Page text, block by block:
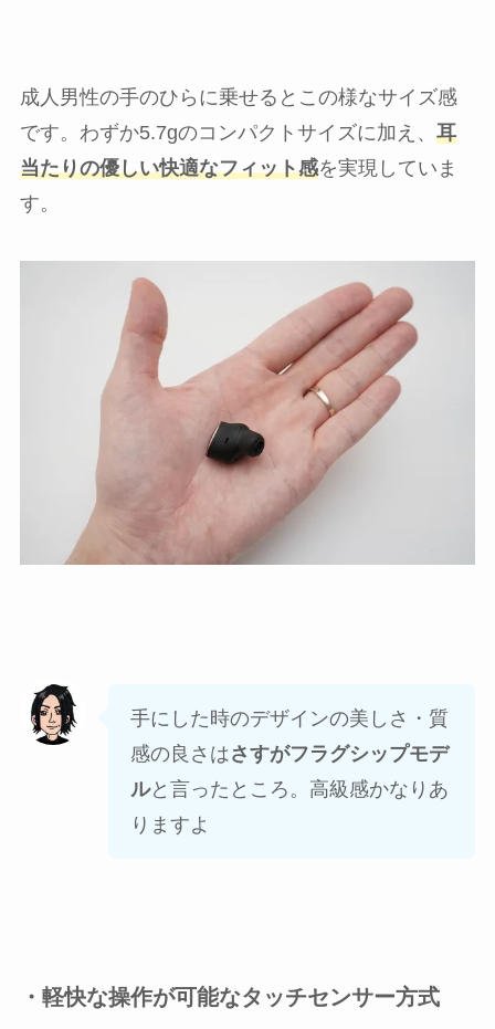
成人男性の手のひらに乗せるとこの様なサイズ感
です。わずか5.7gのコンパクトサイズに加え、 耳
当たりの優しい快適なフィット感を実現していま
す。
手にした時のデザインの美しさ・質
感の良さはさすがフラグシップモデ
ルと言ったところ。高級感かなりあ
りますよ
・軽快な操作が可能なタッチセンサー方式